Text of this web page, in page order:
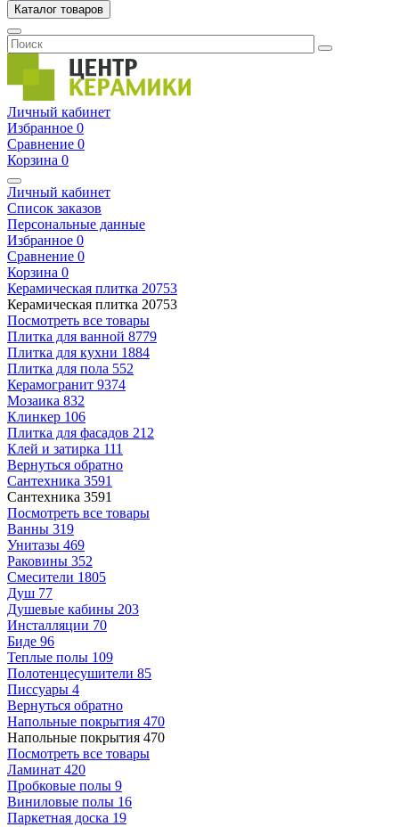
Каталог товаров
Личный кабинет
Избранное 0
Сравнение 0
Корзина 0
Личный кабинет
Список заказов
Персональные данные
Избранное 0
Сравнение 0
Корзина 0
Керамическая плитка 20753
Керамическая плитка 20753
Посмотреть все товары
Плитка для ванной 8779
Плитка для кухни 1884
Плитка для пола 552
Керамогранит 9374
Мозаика 832
Клинкер 106
Плитка для фасадов 212
Клей и затирка 111
Вернуться обратно
Сантехника 3591
Сантехника 3591
Посмотреть все товары
Ванны 319
Унитазы 469
Раковины 352
Смесители 1805
Душ 77
Душевые кабины 203
Инсталляции 70
Биде 96
Теплые полы 109
Полотенцесушители 85
Писсуары 4
Вернуться обратно
Напольные покрытия 470
Напольные покрытия 470
Посмотреть все товары
Ламинат 420
Пробковые полы 9
Виниловые полы 16
Паркетная доска 19